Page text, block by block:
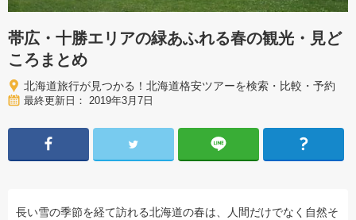
帯広・十勝エリアの緑あふれる春の観光・見ど
ころまとめ
北海道旅行が見つかる！北海道格安ツアーを検索・比較・予約
最終更新日： 2019年3月7日
長い雪の季節を経て訪れる北海道の春は、人間だけでなく自然そ